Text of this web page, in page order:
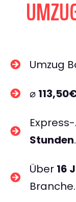
Umzug
⌀
Stunden.
Über 16
Branche.